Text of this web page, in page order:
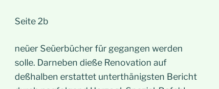
Seite 2b
neüer Seüerbücher für gegangen werden
solle. Darneben dieße Renovation auf
deßhalben erstattet unterthänigsten Bericht